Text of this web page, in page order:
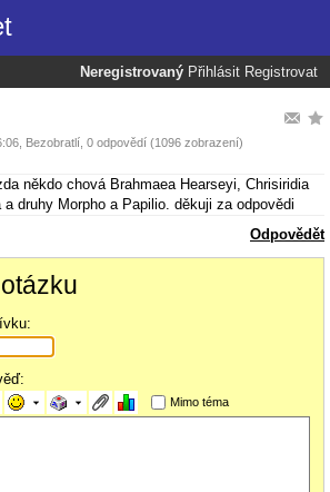
Neregistrovaný Přihlásit Registrovat
Bezobratlí , 0 odpovědí (1096 zobrazení)
někdo chová Brahmaea Hearseyi, Chrisiridia
a druhy Morpho a Papilio. děkuji za odpovědi
Odpovědět
Mimo téma